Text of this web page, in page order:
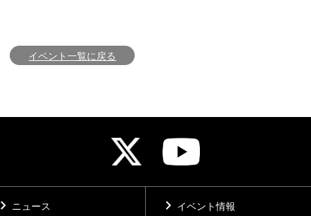
イベント一覧に戻る
ニュース chevron_right イベント情報